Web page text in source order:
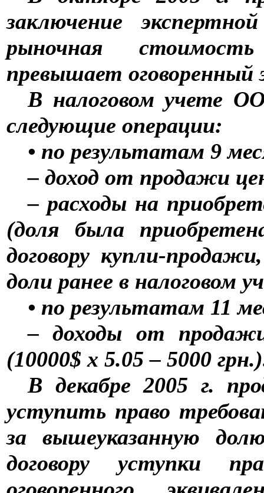
заключение
рыночная
превышает оговоренный
В налоговом учете
следующие операции:
• по результатам 9
– доход от продажи
– расходы на
(доля была
договору купли-
доли ранее в налоговом
• по результатам 11
– доходы от
(10000$ х 5.05 – 5000
В декабре 2005 г.
уступить право
за вышеуказанную
договору уступки